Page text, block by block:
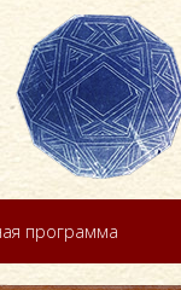
программа